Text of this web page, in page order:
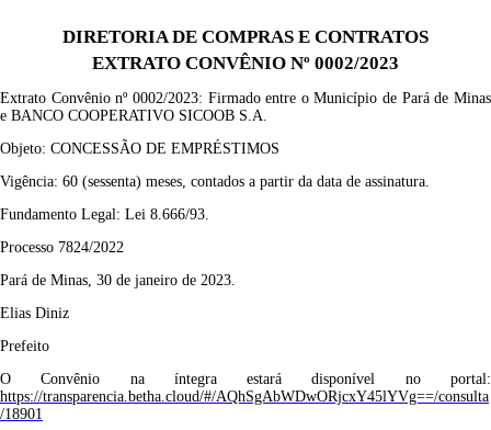
DIRETORIA DE COMPRAS E CONTRATOS
EXTRATO CONVÊNIO Nº 0002/2023
Extrato Convênio nº 0002/2023: Firmado entre o Município de Pará de Minas
e BANCO COOPERATIVO SICOOB S.A.
Objeto: CONCESSÃO DE EMPRÉSTIMOS
Vigência: 60 (sessenta) meses, contados a partir da data de assinatura.
Fundamento Legal: Lei 8.666/93.
Processo 7824/2022
Pará de Minas, 30 de janeiro de 2023.
Elias Diniz
Prefeito
O Convênio na íntegra estará disponível no portal:
https://transparencia.betha.cloud/#/AQhSgAbWDwORjcxY45lYVg==/consulta
/18901